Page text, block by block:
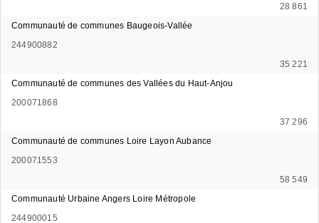
28 861
Communauté de communes Baugeois-Vallée
244900882
35 221
Communauté de communes des Vallées du Haut-Anjou
200071868
37 296
Communauté de communes Loire Layon Aubance
200071553
58 549
Communauté Urbaine Angers Loire Métropole
244900015